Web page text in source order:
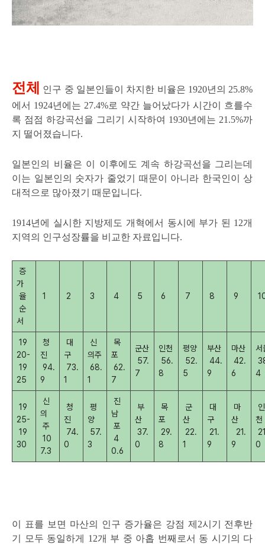
전체
인구 중 일본인들이 차지한 비율은 1920년의 25.8%
에서 1924년에는 27.4%로 약간 늘어났다가 시간이 흐를수
록 점점 하강곡선을 그리기 시작하여 1930년에는 21.5%까
지 떨어졌습니다.
일본인의 비율은 이 이후에도 계속 하강곡선을 그리는데
이는 일본인의 숫자가 줄었기 때문이 아니라 한국인이 상
대적으로 많아졌기 때문입니다.
1914년에 실시한 지방제도 개혁에서 동시에 부가 된 12개
지역의 인구성장률을 비교한 자료입니다.
증
가
율
순
서
1 2 3 4 5 6 7 8 9
19
20-
19
25
청
진
94.
9
대
구
73.
1
신
의주
68.
1
목
포
62.
7
군산
57.
7
인천
56.
8
평양
52.
5
부산
44.
9
마산
42.
6
서
4
19
25-
19
30
신
의
주
10
7.3
청
진
74.
0
평
양
57.
3
진
남
포
4
0.6
부
산
37.
0
목
포
29.
8
군
산
22.
1
대
구
21.
9
마
산
21.
9
인
천
0
이 표를 보면 마산의 인구 증가율은 강점 제2시기 전후반
기 모두 동일하게 12개 부 중 아홉 번째로서 동 시기의 다